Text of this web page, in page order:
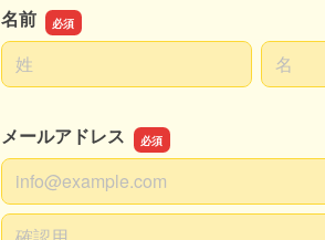
名前
名前の姓
名前の名
メールアドレス
メールアドレス
メールアドレスの確認用